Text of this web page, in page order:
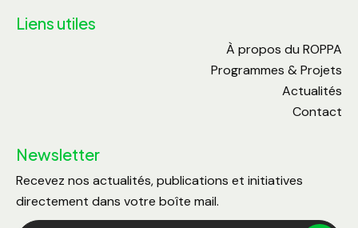
Liens utiles
À propos du ROPPA
Programmes & Projets
Actualités
Contact
Newsletter
Recevez nos actualités, publications et initiatives
directement dans votre boîte mail.